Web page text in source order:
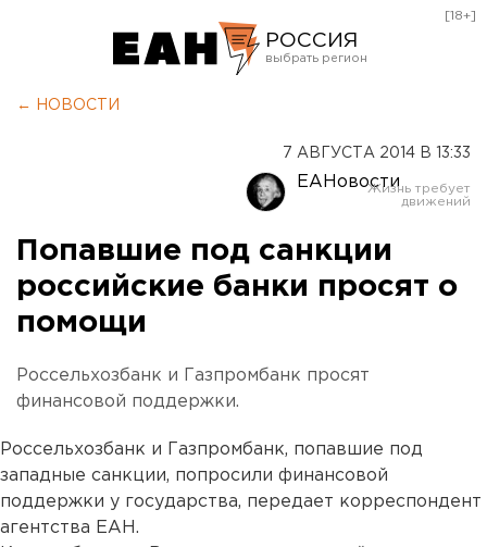
РОССИЯ
Оренбург
[18+]
← НОВОСТИ
7 АВГУСТА 2014 В 13:33
ЕАНовости
Попавшие под санкции
российские банки просят о
помощи
Россельхозбанк и Газпромбанк просят
финансовой поддержки.
Россельхозбанк и Газпромбанк, попавшие под
западные санкции, попросили финансовой
поддержки у государства, передает корреспондент
агентства ЕАН.